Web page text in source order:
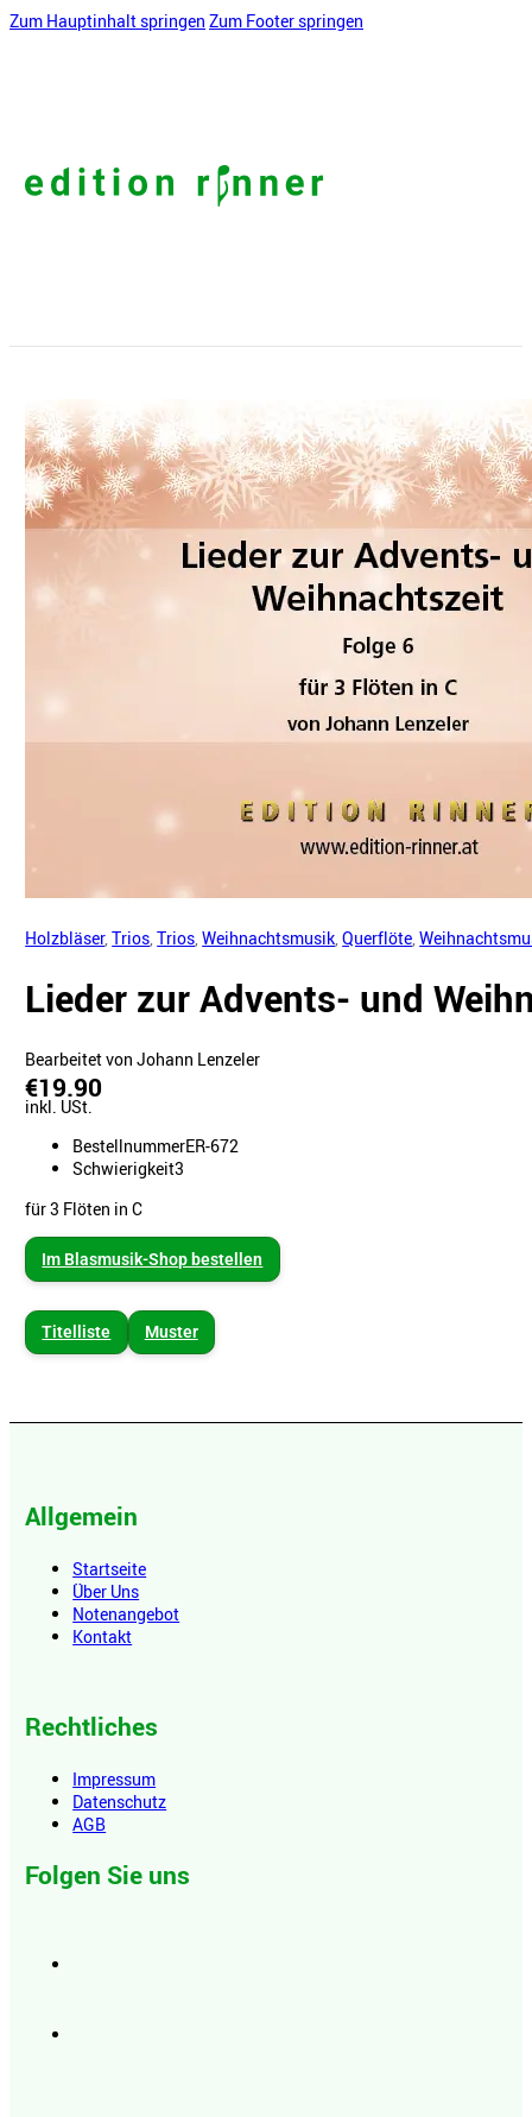
Zum Hauptinhalt springen Zum Footer springen
Holzbläser,Trios ,Trios ,Weihnachtsmusik ,Querflöte ,
Lieder zur Advents- und
Bearbeitet von Johann Lenzeler
€19.90
inkl. USt.
BestellnummerER-672
Schwierigkeit3
für 3 Flöten in C
Im Blasmusik-Shop bestellen
Titelliste Muster
Allgemein
Startseite
Über Uns
Notenangebot
Kontakt
Rechtliches
Impressum
Datenschutz
AGB
Folgen Sie uns